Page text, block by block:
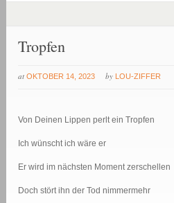
Tropfen
at OKTOBER 14, 2023 by LOU-ZIFFER
Von Deinen Lippen perlt ein Tropfen
Ich wünscht ich wäre er
Er wird im nächsten Moment zerschellen
Doch stört ihn der Tod nimmermehr